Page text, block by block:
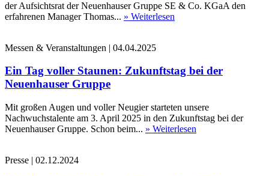
der Aufsichtsrat der Neuenhauser Gruppe SE & Co. KGaA den
erfahrenen Manager Thomas... » Weiterlesen
Messen & Veranstaltungen | 04.04.2025
Ein Tag voller Staunen: Zukunftstag bei der
Neuenhauser Gruppe
Mit großen Augen und voller Neugier starteten unsere
Nachwuchstalente am 3. April 2025 in den Zukunftstag bei der
Neuenhauser Gruppe. Schon beim... » Weiterlesen
Presse | 02.12.2024